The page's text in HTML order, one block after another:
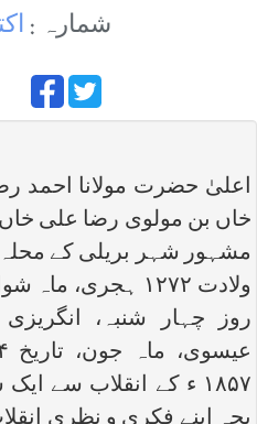
شمارہ :
اعلیٰ حضرت مولانا احمد
خاں بن مولوی رضا علی
مشہور شہر بریلی کے
ولادت ۱۲۷۲
۱۸۵۷ ء کے انقلاب سے